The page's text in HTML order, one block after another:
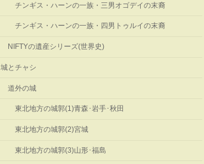
チンギス・ハーンの一族・三男オゴデイの末裔
チンギス・ハーンの一族・四男トゥルイの末裔
NIFTYの遺産シリーズ(世界史)
城とチャシ
道外の城
東北地方の城郭(1)青森･岩手･秋田
東北地方の城郭(2)宮城
東北地方の城郭(3)山形･福島